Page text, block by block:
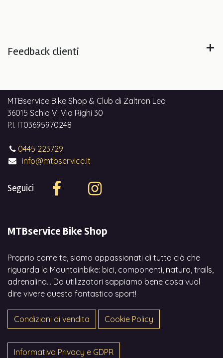
Feedback clienti
MTBservice Bike Shop & Club di Zaltron Leo
36015 Schio VI Via Righi 30
P.I. IT03695970248
0445 223729
info@mtbservice.it
Seguici
MTBservice Bike Shop
Proprio come te, siamo appassionati di tutto ciò che
riguarda la Mountainbike: bici, componenti, natura, trails,
adrenalina... Da utilizzatori sappiamo bene cosa vuol
dire vivere questo fantastico sport!
Condizioni di vendita Cookie Policy
Informativa Privacy e GDPR